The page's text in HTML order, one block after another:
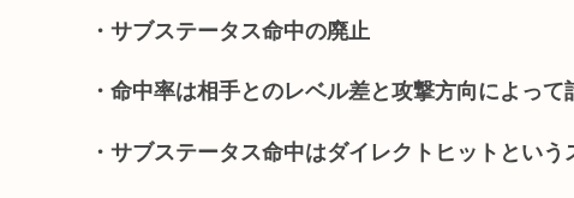
・サブステータス命中の廃止
・命中率は相手とのレベル差と攻撃方向によっ
・サブステータス命中はダイレクトヒットとい